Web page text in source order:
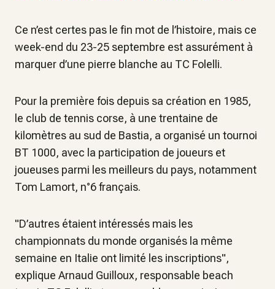
Ce n’est certes pas le fin mot de l’histoire, mais ce
week-end du 23-25 septembre est assurément à
marquer d’une pierre blanche au TC Folelli.
Pour la première fois depuis sa création en 1985,
le club de tennis corse, à une trentaine de
kilomètres au sud de Bastia, a organisé un tournoi
BT 1000, avec la participation de joueurs et
joueuses parmi les meilleurs du pays, notamment
Tom Lamort, n°6 français.
"D’autres étaient intéressés mais les
championnats du monde organisés la même
semaine en Italie ont limité les inscriptions",
explique Arnaud Guilloux, responsable beach